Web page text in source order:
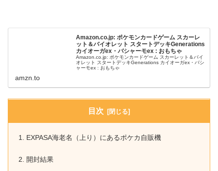
Amazon.co.jp: ポケモンカードゲーム スカーレ
ット＆バイオレット スタートデッキGenerations
カイオーガex・バシャーモex : おもちゃ
Amazon.co.jp: ポケモンカードゲーム スカーレット＆バイ
オレット スタートデッキGenerations カイオーガex・バシ
ャーモex : おもちゃ
amzn.to
目次
EXPASA海老名（上り）にあるポケカ自販機
開封結果